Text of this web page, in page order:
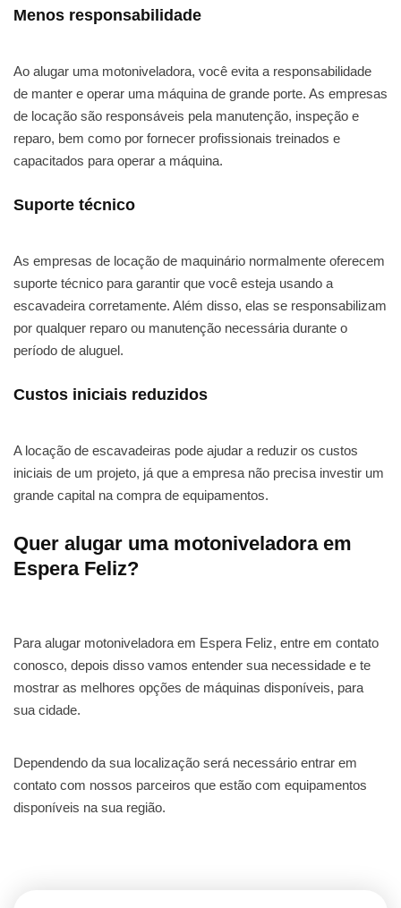
Menos responsabilidade
Ao alugar uma motoniveladora, você evita a responsabilidade
de manter e operar uma máquina de grande porte. As empresas
de locação são responsáveis pela manutenção, inspeção e
reparo, bem como por fornecer profissionais treinados e
capacitados para operar a máquina.
Suporte técnico
As empresas de locação de maquinário normalmente oferecem
suporte técnico para garantir que você esteja usando a
escavadeira corretamente. Além disso, elas se responsabilizam
por qualquer reparo ou manutenção necessária durante o
período de aluguel.
Custos iniciais reduzidos
A locação de escavadeiras pode ajudar a reduzir os custos
iniciais de um projeto, já que a empresa não precisa investir um
grande capital na compra de equipamentos.
Quer alugar uma motoniveladora em
Espera Feliz?
Para alugar motoniveladora em Espera Feliz, entre em contato
conosco, depois disso vamos entender sua necessidade e te
mostrar as melhores opções de máquinas disponíveis, para
sua cidade.
Dependendo da sua localização será necessário entrar em
contato com nossos parceiros que estão com equipamentos
disponíveis na sua região.